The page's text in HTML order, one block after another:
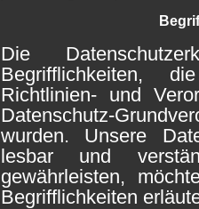
Die
Begrifflichkeiten,
Richtlinien- und
Datenschutz-
wurden. Unsere
lesbar und
gewährleisten,
Begrifflichkeiten